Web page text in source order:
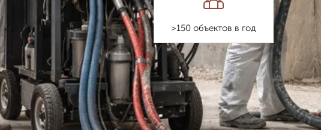
>150 объектов в год